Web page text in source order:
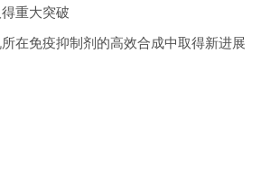
重大突破
所在免疫抑制剂的高效合成中取得新进展